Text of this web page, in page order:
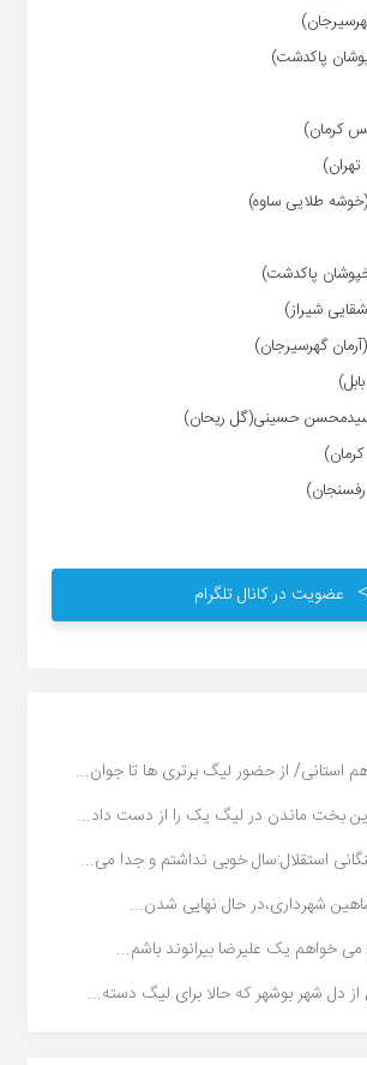
پاکدشت)
کرمان)
تهران)
طلایی ساوه)
پاکدشت)
شیراز)
گهرسیرجان)
سیدمحسن حسینی(گل ریحان)
عضویت در کانال تلگرام
استانی/ از حضور لیگ برتری ها تا جوان...
بخت ماندن در لیگ یک را از دست داد...
استقلال:سال خوبی نداشتم و جدا می...
شهرداری،در حال نهایی شدن...
خواهم یک علیرضا بیرانوند باشم...
دل شهر بوشهر که حالا برای لیگ دسته...